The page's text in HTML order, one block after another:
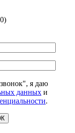
я даю
данных и
.